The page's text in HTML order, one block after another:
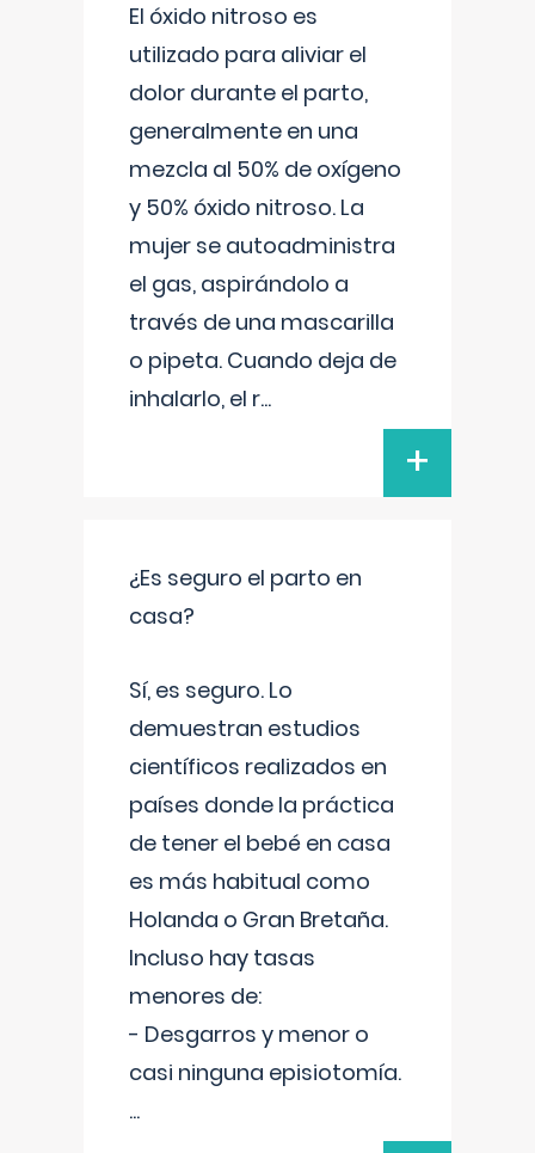
El óxido nitroso es
utilizado para aliviar el
dolor durante el parto,
generalmente en una
mezcla al 50% de oxígeno
y 50% óxido nitroso. La
mujer se autoadministra
el gas, aspirándolo a
través de una mascarilla
o pipeta. Cuando deja de
inhalarlo, el r...
+
¿Es seguro el parto en
casa?
Sí, es seguro. Lo
demuestran estudios
científicos realizados en
países donde la práctica
de tener el bebé en casa
es más habitual como
Holanda o Gran Bretaña.
Incluso hay tasas
menores de:
- Desgarros y menor o
casi ninguna episiotomía.
...